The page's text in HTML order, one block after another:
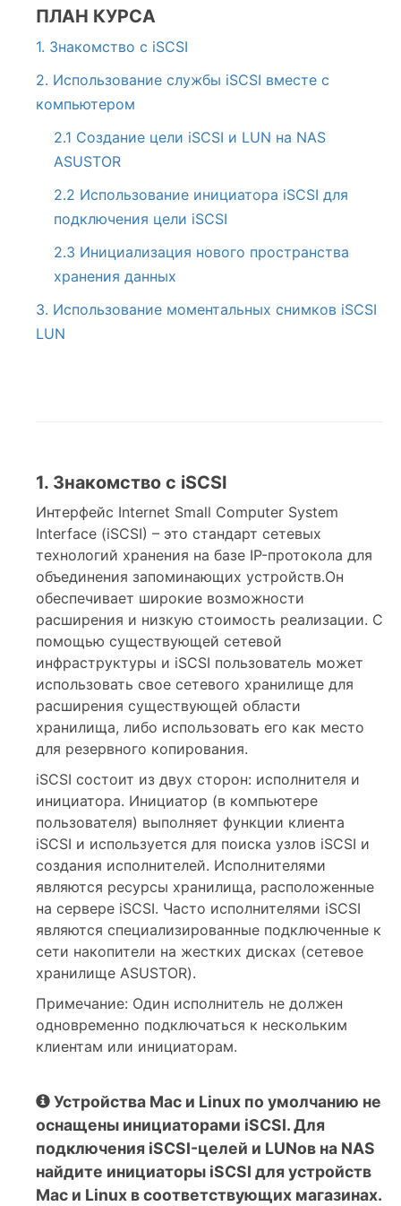
ПЛАН КУРСА
1. Знакомство с iSCSI
2. Использование службы iSCSI вместе с
компьютером
2.1 Создание цели iSCSI и LUN на NAS
ASUSTOR
2.2 Использование инициатора iSCSI для
подключения цели iSCSI
2.3 Инициализация нового пространства
хранения данных
3. Использование моментальных снимков iSCSI
LUN
1. Знакомство с iSCSI
Интерфейс Internet Small Computer System
Interface (iSCSI) – это стандарт сетевых
технологий хранения на базе IP-протокола для
объединения запоминающих устройств.Он
обеспечивает широкие возможности
расширения и низкую стоимость реализации. С
помощью существующей сетевой
инфраструктуры и iSCSI пользователь может
использовать свое сетевого хранилище для
расширения существующей области
хранилища, либо использовать его как место
для резервного копирования.
iSCSI состоит из двух сторон: исполнителя и
инициатора. Инициатор (в компьютере
пользователя) выполняет функции клиента
iSCSI и используется для поиска узлов iSCSI и
создания исполнителей. Исполнителями
являются ресурсы хранилища, расположенные
на сервере iSCSI. Часто исполнителями iSCSI
являются специализированные подключенные к
сети накопители на жестких дисках (сетевое
хранилище ASUSTOR).
Примечание: Один исполнитель не должен
одновременно подключаться к нескольким
клиентам или инициаторам.
Устройства Mac и Linux по умолчанию не
оснащены инициаторами iSCSI. Для
подключения iSCSI-целей и LUNов на NAS
найдите инициаторы iSCSI для устройств
Mac и Linux в соответствующих магазинах.